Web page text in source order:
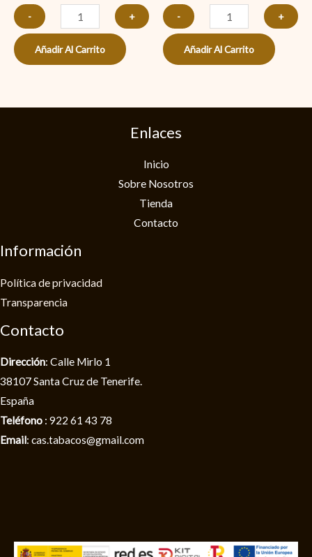
-
+
Añadir Al Carrito
-
+
Añadir Al Carrito
Enlaces
Inicio
Sobre Nosotros
Tienda
Contacto
Información
Política de privacidad​
Transparencia
Contacto
Dirección: Calle Mirlo 1
38107 Santa Cruz de Tenerife.
España
Teléfono : 922 61 43 78
Email: cas.tabacos@gmail.com